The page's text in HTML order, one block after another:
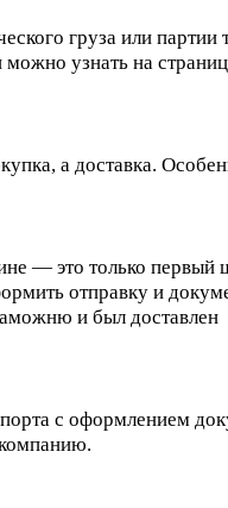
груза или партии
можно узнать на
а доставка.
— это только первый
отправку и
и был доставлен
с оформлением